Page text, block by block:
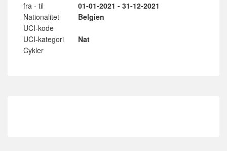
fra - til
01-01-2021 - 31-12-2021
Nationalitet
Belgien
UCI-kode
UCI-kategori
Nat
Cykler